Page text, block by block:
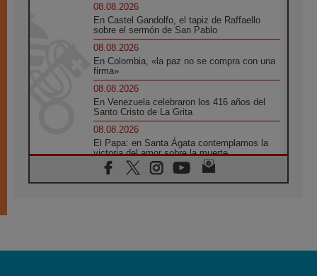
08.08.2026
En Castel Gandolfo, el tapiz de Raffaello
sobre el sermón de San Pablo
08.08.2026
En Colombia, «la paz no se compra con una
firma»
08.08.2026
En Venezuela celebraron los 416 años del
Santo Cristo de La Grita
08.08.2026
El Papa: en Santa Ágata contemplamos la
victoria del amor sobre la muerte
08.08.2026
León XIV visitará el Santuario de la Madre
07.08.2026